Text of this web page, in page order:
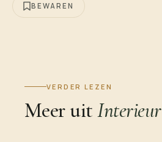
BEWAREN
VERDER LEZEN
Meer uitInterieur